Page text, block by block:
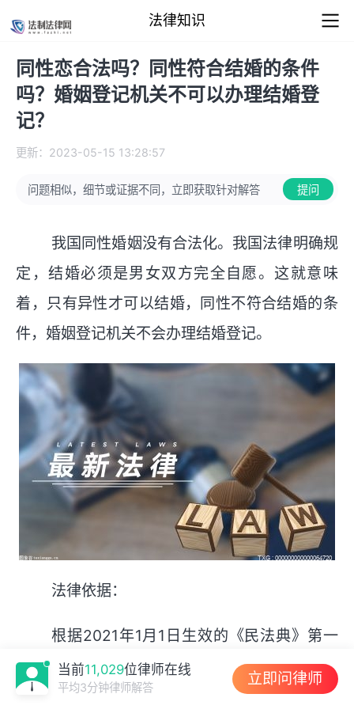
法律知识
同性恋合法吗？同性符合结婚的条件
吗？婚姻登记机关不可以办理结婚登
记？
更新：2023-05-15 13:28:57
问题相似，细节或证据不同，立即获取针对解答 提问
我国同性婚姻没有合法化。我国法律明确规
定，结婚必须是男女双方完全自愿。这就意味
着，只有异性才可以结婚，同性不符合结婚的条
件，婚姻登记机关不会办理结婚登记。
法律依据：
根据2021年1月1日生效的《民法典》第一
千零四十六条
当前11,029位律师在线
平均3分钟律师解答 立即问律师